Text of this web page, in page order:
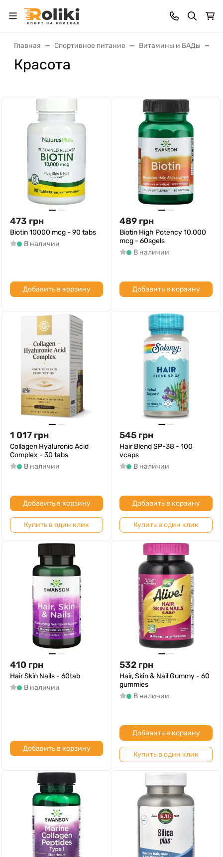
Главная Спортивное питание Витамины и БАДы
Красота
473 грн
Biotin 10000 mcg - 90 tabs
В наличии
Добавить в корзину
489 грн
Biotin High Potency 10,000
mcg - 60sgels
В наличии
Добавить в корзину
1 017 грн
Collagen Hyaluronic Acid
Complex - 30 tabs
В наличии
Добавить в корзину
Купить в один клик
545 грн
Hair Blend SP-38 - 100
vcaps
В наличии
Добавить в корзину
Купить в один клик
410 грн
Hair Skin Nails - 60tab
В наличии
Добавить в корзину
532 грн
Hair, Skin & Nail Gummy - 60
gummies
В наличии
Добавить в корзину
Купить в один клик